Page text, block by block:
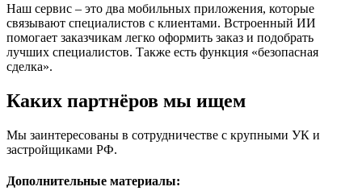
Наш сервис – это два мобильных приложения, которые
связывают специалистов с клиентами. Встроенный ИИ
помогает заказчикам легко оформить заказ и подобрать
лучших специалистов. Также есть функция «безопасная
сделка».
Каких партнёров мы ищем
Мы заинтересованы в сотрудничестве с крупными УК и
застройщиками РФ.
Дополнительные материалы: